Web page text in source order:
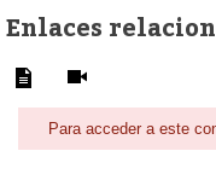
Enlaces
Para acceder a este